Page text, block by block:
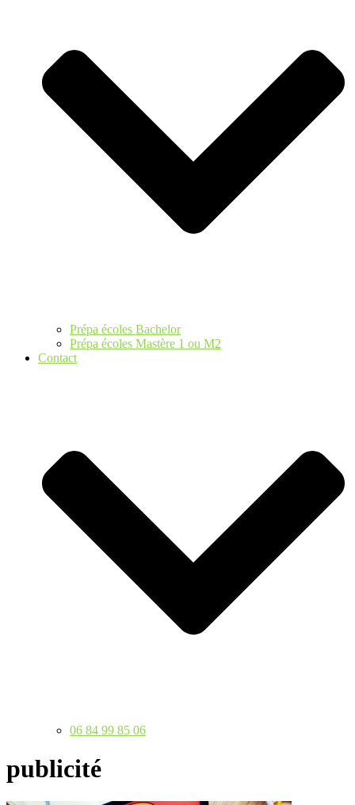
Prépa écoles Bachelor
Prépa écoles Mastère 1 ou M2
Contact
06 84 99 85 06
publicité